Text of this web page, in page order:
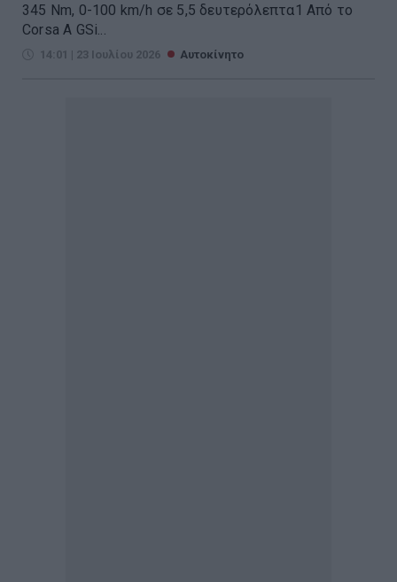
345 Nm, 0-100 km/h σε 5,5 δευτερόλεπτα1 Από το
Corsa A GSi...
14:01 | 23 Ιουλίου 2026 Αυτοκίνητο